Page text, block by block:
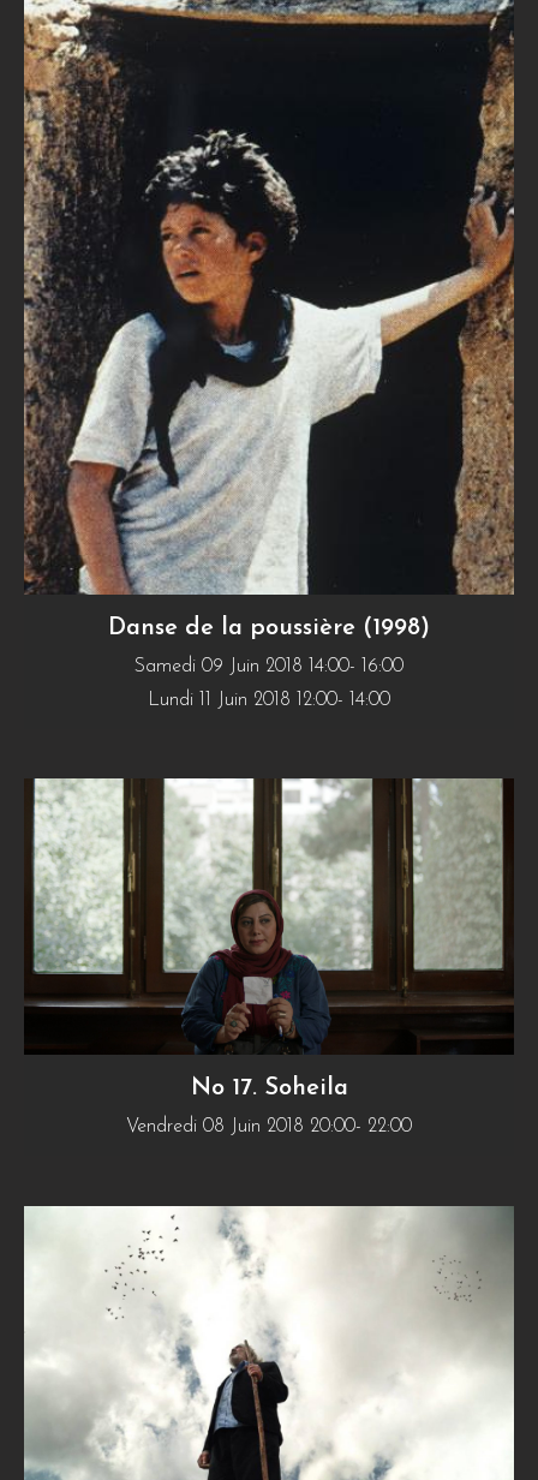
Danse de la poussière (1998)
Samedi 09 Juin 2018 14:00- 16:00
Lundi 11 Juin 2018 12:00- 14:00
No 17. Soheila
Vendredi 08 Juin 2018 20:00- 22:00